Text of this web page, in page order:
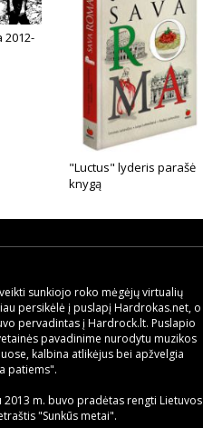
2012-
"Luctus" lyderis parašė
knygą
sunkiojo roko mėgėjų virtualių
persikėlė į puslapį Hardrokas.net, o
pervadintas į Hardrock.lt. Puslapio
pavadinime nurodytu muzikos
kalbina atlikėjus bei apžvelgia
patiems".
m. buvo pradėtas rengti Lietuvos
"Sunkūs metai".